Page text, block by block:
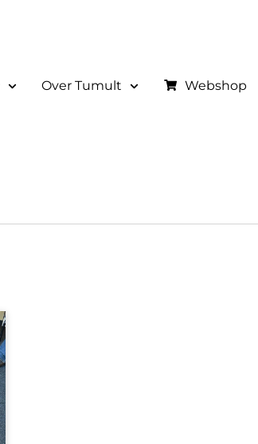
Over Tumult Webshop